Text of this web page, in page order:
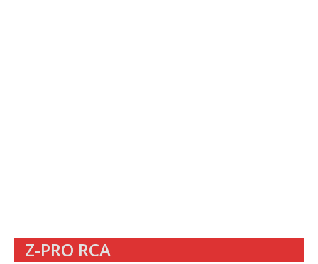
Z-PRO RCA